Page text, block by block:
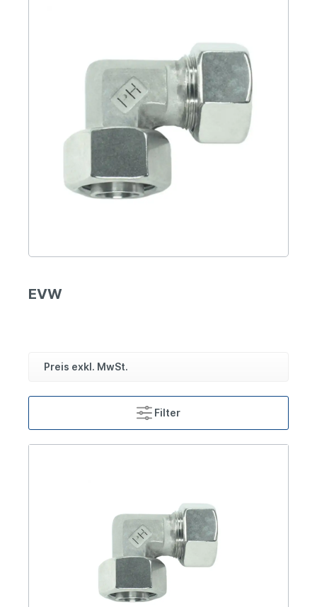
EVW
Preis exkl. MwSt.
Filter